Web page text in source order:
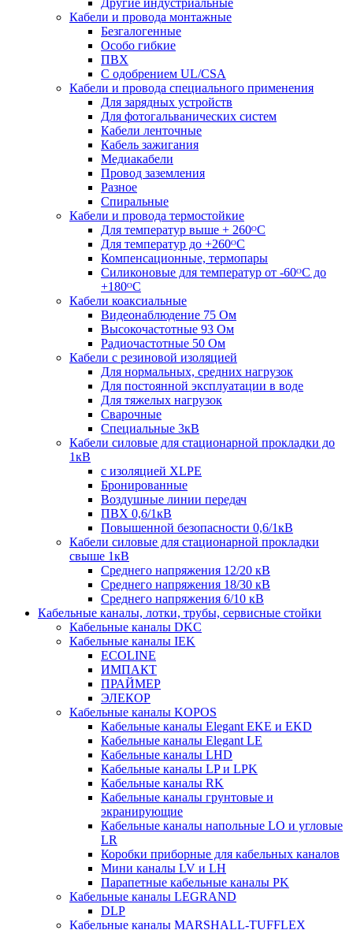
Кабели и провода монтажные
Безгалогенные
Особо гибкие
ПВХ
С одобрением UL/CSA
Кабели и провода специального применения
Для зарядных устройств
Для фотогальванических систем
Кабели ленточные
Кабель зажигания
Медиакабели
Провод заземления
Разное
Спиральные
Кабели и провода термостойкие
Для температур выше + 260ᴼС
Для температур до +260ᴼС
Компенсационные, термопары
Силиконовые для температур от -60ᴼC до
+180ᴼС
Кабели коаксиальные
Видеонаблюдение 75 Ом
Высокочастотные 93 Ом
Радиочастотные 50 Ом
Кабели с резиновой изоляцией
Для нормальных, средних нагрузок
Для постоянной эксплуатации в воде
Для тяжелых нагрузок
Сварочные
Специальные 3кВ
Кабели силовые для стационарной прокладки до
1кВ
c изоляцией XLPE
Бронированные
Воздушные линии передач
ПВХ 0,6/1кВ
Повышенной безопасности 0,6/1кВ
Кабели силовые для стационарной прокладки
свыше 1кВ
Среднего напряжения 12/20 кВ
Среднего напряжения 18/30 кВ
Среднего напряжения 6/10 кВ
Кабельные каналы, лотки, трубы, сервисные стойки
Кабельные каналы DKC
Кабельные каналы IEK
ECOLINE
ИМПАКТ
ПРАЙМЕР
ЭЛЕКОР
Кабельные каналы KOPOS
Кабельные каналы Elegant EKE и EKD
Кабельные каналы Elegant LE
Кабельные каналы LHD
Кабельные каналы LP и LPK
Кабельные каналы RK
Кабельные каналы грунтовые и
экранирующие
Кабельные каналы напольные LO и угловые
LR
Коробки приборные для кабельных каналов
Мини каналы LV и LH
Парапетные кабельные каналы PK
Кабельные каналы LEGRAND
DLP
Кабельные каналы MARSHALL-TUFFLEX